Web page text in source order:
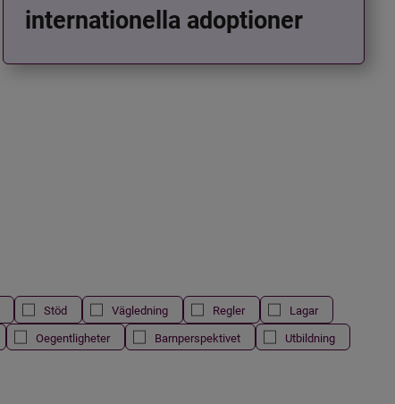
internationella adoptioner
Stöd Vägledning Regler
Lagar
Oegentligheter Barnperspektivet
Utbildning